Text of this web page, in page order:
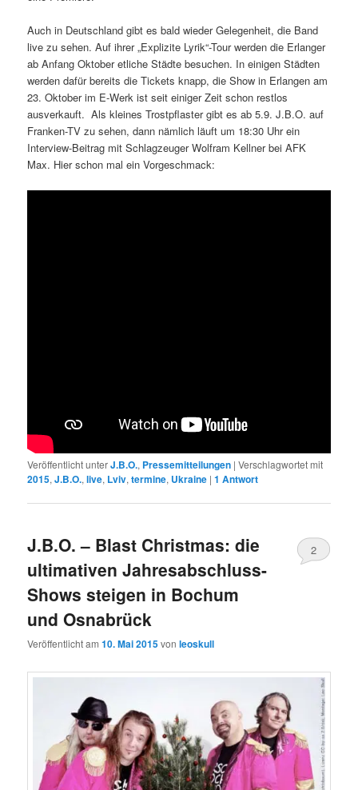
Auch in Deutschland gibt es bald wieder Gelegenheit, die Band
live zu sehen. Auf ihrer „Explizite Lyrik“-Tour werden die Erlanger
ab Anfang Oktober etliche Städte besuchen. In einigen Städten
werden dafür bereits die Tickets knapp, die Show in Erlangen am
23. Oktober im E-Werk ist seit einiger Zeit schon restlos
ausverkauft. Als kleines Trostpflaster gibt es ab 5.9. J.B.O. auf
Franken-TV zu sehen, dann nämlich läuft um 18:30 Uhr ein
Interview-Beitrag mit Schlagzeuger Wolfram Kellner bei AFK
Max. Hier schon mal ein Vorgeschmack:
Veröffentlicht unterJ.B.O., Pressemitteilungen |Verschlagwortet mit
2015,J.B.O.,live, Lviv,termine, Ukraine |1 Antwort
J.B.O. – Blast Christmas: die
ultimativen Jahresabschluss-
Shows steigen in Bochum
und Osnabrück
Veröffentlicht am10. Mai 2015vonleoskull
2